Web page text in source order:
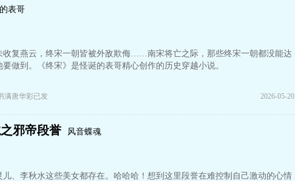
表哥
收复燕云，终宋一朝皆被外敌欺侮……南宋将亡之际，那些终宋一朝都没能达
要做到。《终宋》是怪诞的表哥精心创作的历史穿越小说。
满唐华彩已发 2026-05-20
邪帝段誉
风音蝶魂
儿、李秋水这些美女都存在。哈哈哈！想到这里段誉在难控制自己激动的心情